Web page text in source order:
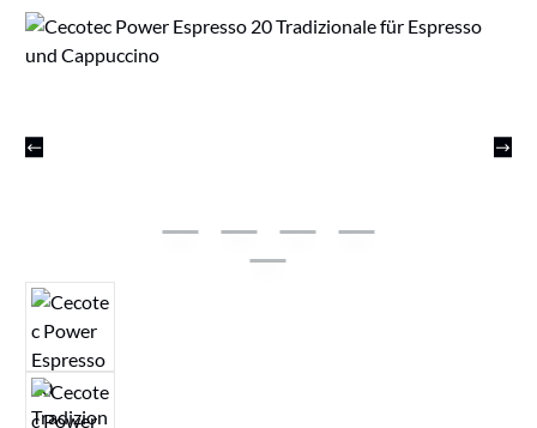
Bildergalerie überspringen